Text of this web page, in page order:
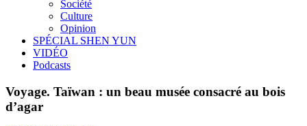
Société
Culture
Opinion
SPÉCIAL SHEN YUN
VIDÉO
Podcasts
Voyage. Taïwan : un beau musée consacré au bois
d’agar